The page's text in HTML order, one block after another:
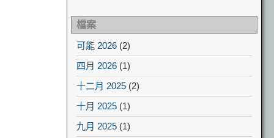
檔案
可能 2026 (2)
四月 2026 (1)
十二月 2025 (2)
十月 2025 (1)
九月 2025 (1)